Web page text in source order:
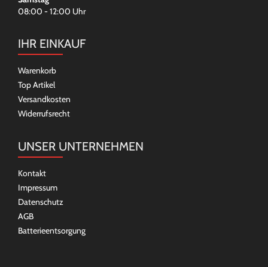
08:00 - 12:00 Uhr
IHR EINKAUF
Warenkorb
Top Artikel
Versandkosten
Widerrufsrecht
UNSER UNTERNEHMEN
Kontakt
Impressum
Datenschutz
AGB
Batterieentsorgung